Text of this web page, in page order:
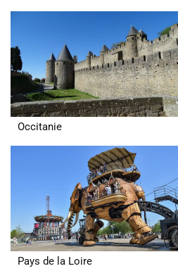
Occitanie
Pays de la Loire